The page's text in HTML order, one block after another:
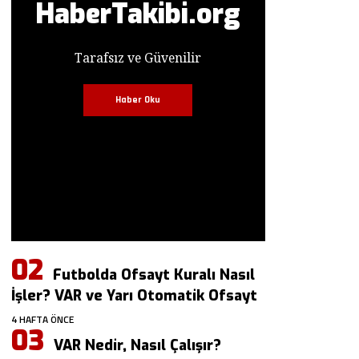
HaberTakibi.org
Tarafsız ve Güvenilir
Haber Oku
Futbolda Ofsayt Kuralı Nasıl
İşler? VAR ve Yarı Otomatik Ofsayt
4 HAFTA ÖNCE
VAR Nedir, Nasıl Çalışır?